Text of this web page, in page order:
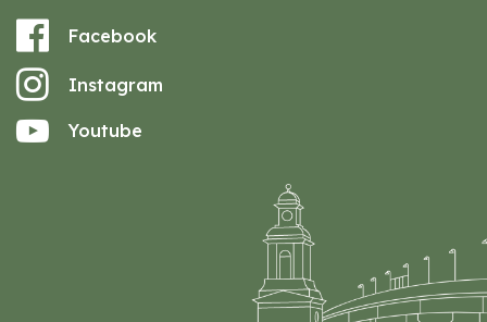
Facebook
Instagram
Youtube